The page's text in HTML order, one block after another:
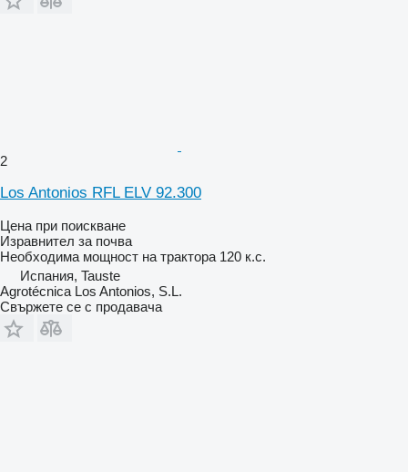
2
Los Antonios RFL ELV 92.300
Цена при поискване
Изравнител за почва
Необходима мощност на трактора 120 к.с.
Испания, Tauste
Agrotécnica Los Antonios, S.L.
Свържете се с продавача